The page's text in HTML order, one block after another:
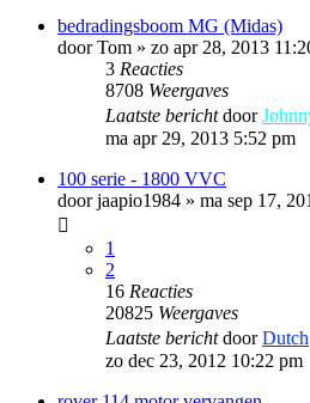
bedradingsboom MG (Midas)
doorTom » zo apr 28, 2013
3 Reacties
8708 Weergaves
Laatste berichtdoor
ma apr 29, 2013 5:52 pm
100 serie - 1800 VVC
doorjaapio1984 » ma sep 17,
1
2
16 Reacties
20825 Weergaves
Laatste berichtdoorDutch
zo dec 23, 2012 10:22 pm